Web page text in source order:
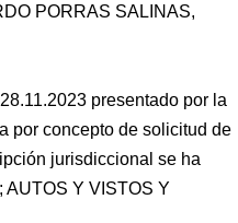
PORRAS SALINAS,
presentado por la
por concepto de solicitud de
jurisdiccional se ha
; AUTOS Y VISTOS Y